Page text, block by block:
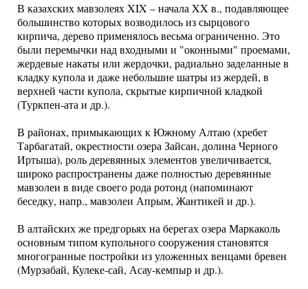
В казахских мавзолеях XIX – начала XX в., подавляющее
большинство которых возводилось из сырцового
кирпича, дерево применялось весьма ограниченно. Это
были перемычки над входными и "оконными" проемами,
жердевые накаты или жердочки, радиально заделанные в
кладку купола и даже небольшие шатры из жердей, в
верхней части купола, скрытые кирпичной кладкой
(Туркпен-ата и др.).
В районах, примыкающих к Южному Алтаю (хребет
Тарбагатай, окрестности озера Зайсан, долина Черного
Иртыша), роль деревянных элементов увеличивается,
широко распространены даже полностью деревянные
мавзолеи в виде своего рода ротонд (напоминают
беседку, напр., мавзолеи Апрым, Жантикей и др.).
В алтайских же предгорьях на берегах озера Маркаколь
основным типом купольного сооружения становятся
многогранные постройки из уложенных венцами бревен
(Мурзабай, Кулеке-сай, Асау-кемпыр и др.).